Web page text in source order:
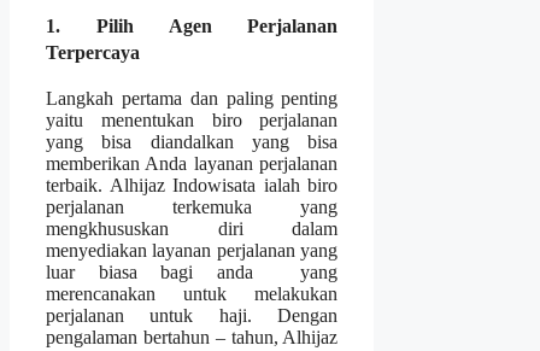
1. Pilih Agen Perjalanan
Terpercaya
Langkah pertama dan paling penting
yaitu menentukan biro perjalanan
yang bisa diandalkan yang bisa
memberikan Anda layanan perjalanan
terbaik. Alhijaz Indowisata ialah biro
perjalanan terkemuka yang
mengkhususkan diri dalam
menyediakan layanan perjalanan yang
luar biasa bagi anda yang
merencanakan untuk melakukan
perjalanan untuk haji. Dengan
pengalaman bertahun – tahun, Alhijaz